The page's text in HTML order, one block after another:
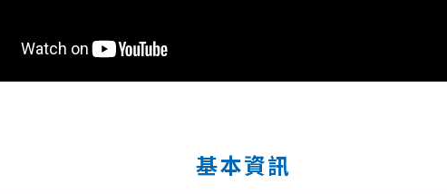
基本資訊